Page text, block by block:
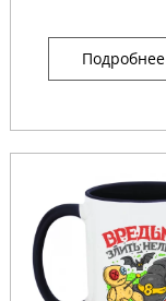
Подробнее